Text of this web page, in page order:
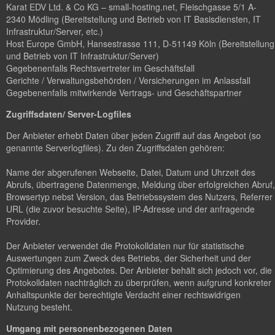
Karat EDV Ltd. & Co KG – small-hosting.net, Fleischgasse 5/1 A-
2340 Mödling (Bereitstellung und Betrieb von IT Basisdiensten, IT
Infrastruktur/Server, etc.)
Host Europe GmbH, Hansestrasse 111, D-51149 Köln (Bereitstellung
und Betrieb von IT Infrastruktur/Server)
Gegebenenfalls Rechtsvertreter im Geschäftsfall
Gerichte / Verwaltungsbehörden / Versicherungen im Anlassfall
Gegebenenfalls mitwirkende Vertrags- und Geschäftspartner
Zugriffsdaten/ Server-Logfiles
Der Anbieter erhebt Daten über jeden Zugriff auf das Angebot (so
genannte Serverlogfiles). Zu den Zugriffsdaten gehören:
Name der abgerufenen Webseite, Datei, Datum und Uhrzeit des
Abrufs, übertragene Datenmenge, Meldung über erfolgreichen Abruf,
Browsertyp nebst Version, das Betriebssystem des Nutzers, Referrer
URL (die zuvor besuchte Seite), IP-Adresse und der anfragende
Provider.
Der Anbieter verwendet die Protokolldaten nur für statistische
Auswertungen zum Zweck des Betriebs, der Sicherheit und der
Optimierung des Angebotes. Der Anbieter behält sich jedoch vor, die
Protokolldaten nachträglich zu überprüfen, wenn aufgrund konkreter
Anhaltspunkte der berechtigte Verdacht einer rechtswidrigen
Nutzung besteht.
Umgang mit personenbezogenen Daten